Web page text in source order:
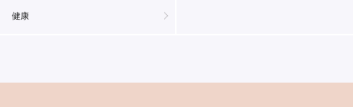
健康